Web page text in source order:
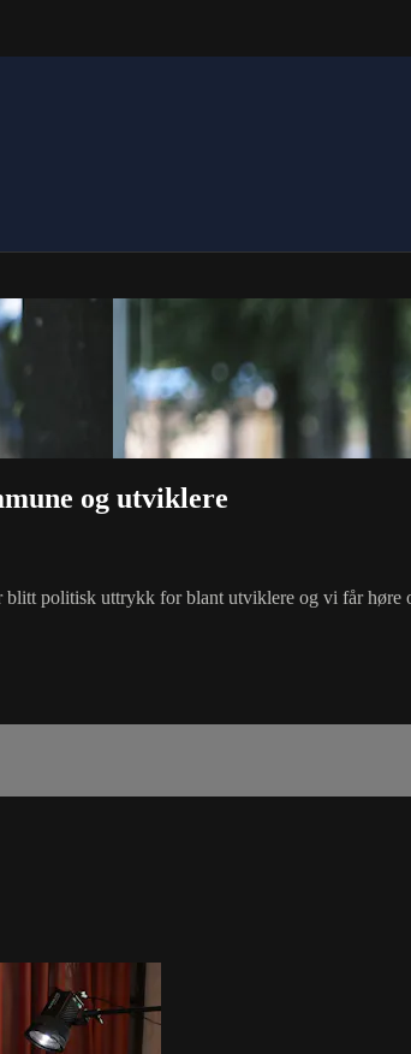
og utviklere
politisk uttrykk for blant utviklere og vi får høre